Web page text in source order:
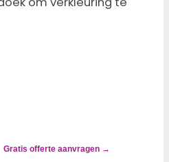
Gratis offerte aanvragen →